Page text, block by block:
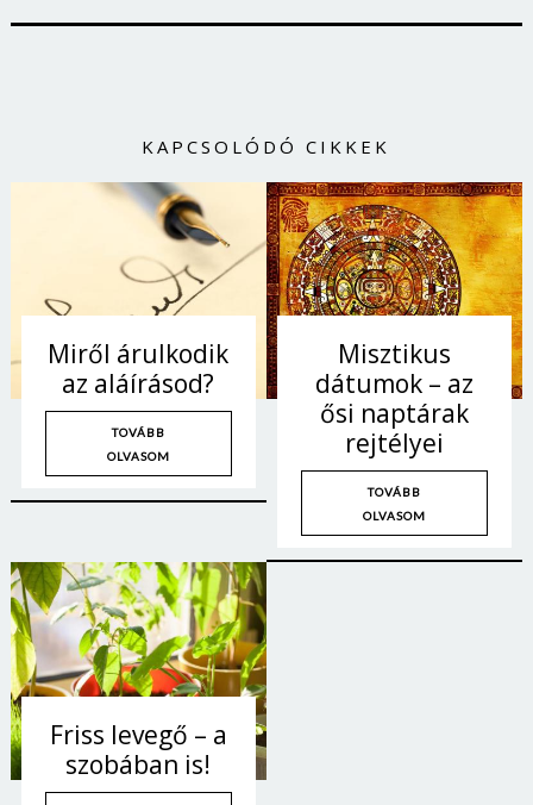
KAPCSOLÓDÓ CIKKEK
Miről árulkodik
az aláírásod?
TOVÁBB
OLVASOM
Misztikus
dátumok – az
ősi naptárak
rejtélyei
TOVÁBB
OLVASOM
Friss levegő – a
szobában is!